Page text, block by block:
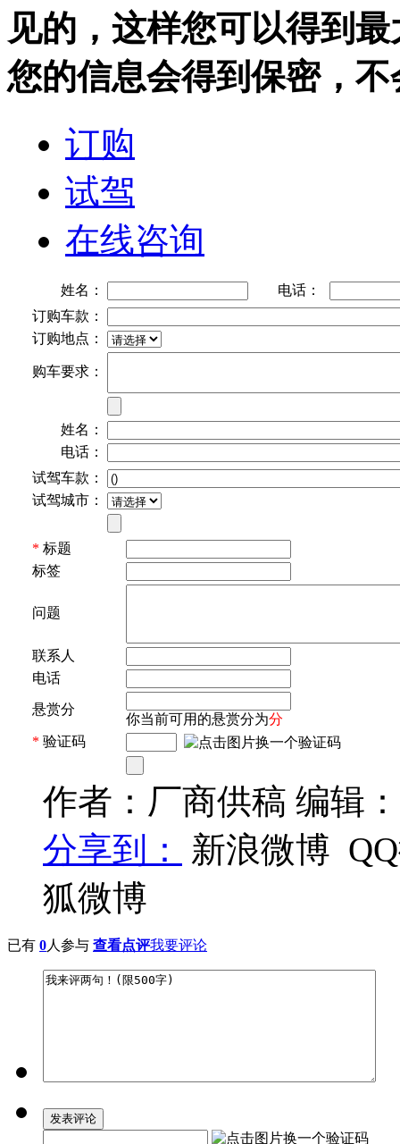
见的，这样您可以得到
您的信息会得到保密，
订购
试驾
在线咨询
姓名：
电话：
订购车款：
订购地点：
购车要求：
姓名：
电话：
试驾车款：
试驾城市：
* 标题
标签
问题
联系人
电话
悬赏分
你当前可用的悬赏分为分
* 验证码
作者：厂商供稿 编辑
分享到：
新浪微博
狐微博
已有 0人参与 查看点评我要评论